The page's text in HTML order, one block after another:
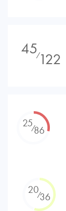
45⁄122
25⁄86
20⁄36